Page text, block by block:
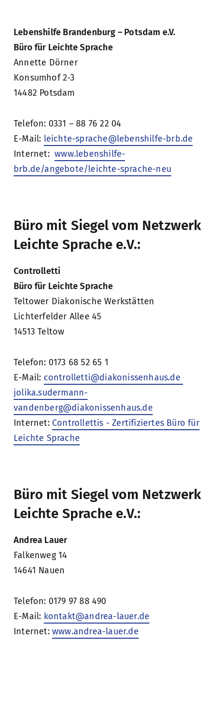
Lebenshilfe Brandenburg – Potsdam e.V.
Büro für Leichte Sprache
Annette Dörner
Konsumhof 2-3
14482 Potsdam
Telefon: 0331 – 88 76 22 04
E-Mail: leichte-sprache@lebenshilfe-brb.de
Internet:www.lebenshilfe-
brb.de/angebote/leichte-sprache-neu
Büro mit Siegel vom Netzwerk
Leichte Sprache e.V.:
Controlletti
Büro für Leichte Sprache
Teltower Diakonische Werkstätten
Lichterfelder Allee 45
14513 Teltow
Telefon: 0173 68 52 65 1
E-Mail: controlletti@diakonissenhaus.de
jolika.sudermann-
vandenberg@diakonissenhaus.de
Internet: Controllettis - Zertifiziertes Büro für
Leichte Sprache
Büro mit Siegel vom Netzwerk
Leichte Sprache e.V.:
Andrea Lauer
Falkenweg 14
14641 Nauen
Telefon: 0179 97 88 490
E-Mail: kontakt@andrea-lauer.de
Internet: www.andrea-lauer.de